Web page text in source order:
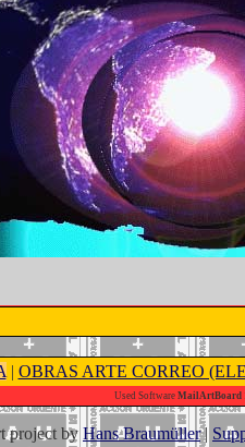
| OBRAS ARTE CORREO
Used Software MailArtBoard
project by Hans Braumüller|